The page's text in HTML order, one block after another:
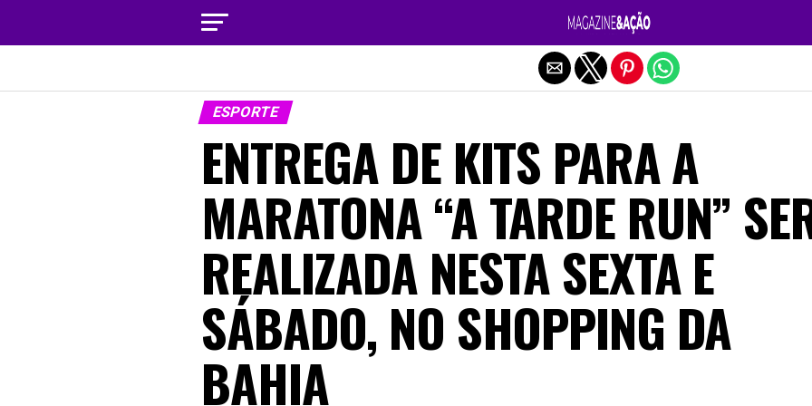
ESPORTE
ENTREGA DE KITS PARA A
MARATONA “A TARDE RUN”
REALIZADA NESTA SEXTA E
SÁBADO, NO SHOPPING DA
BAHIA
Sair da versão mobile